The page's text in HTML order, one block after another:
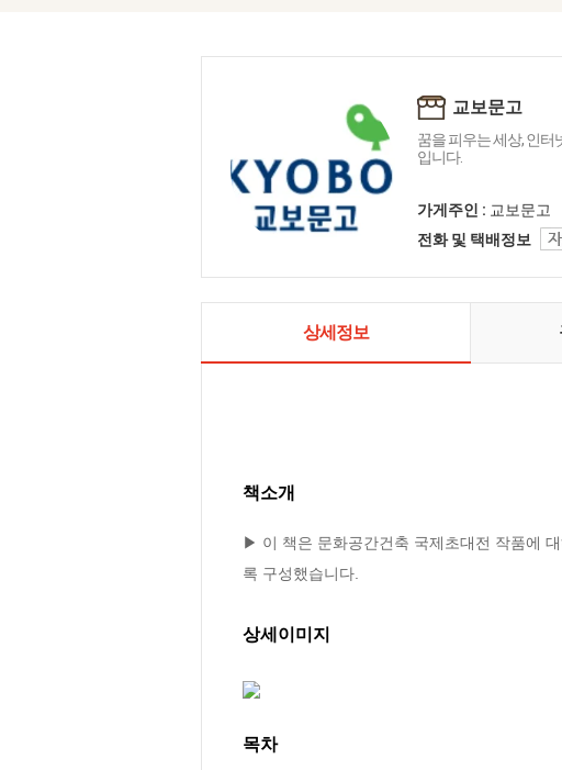
교보문고
꿈을 피우는 세상, 인터
입니다.
가게주인 : 교보문고
전화 및 택배정보
상세정보
책소개
▶ 이 책은 문화공간건축 국제초대전 작품에
록 구성했습니다.
상세이미지
목차